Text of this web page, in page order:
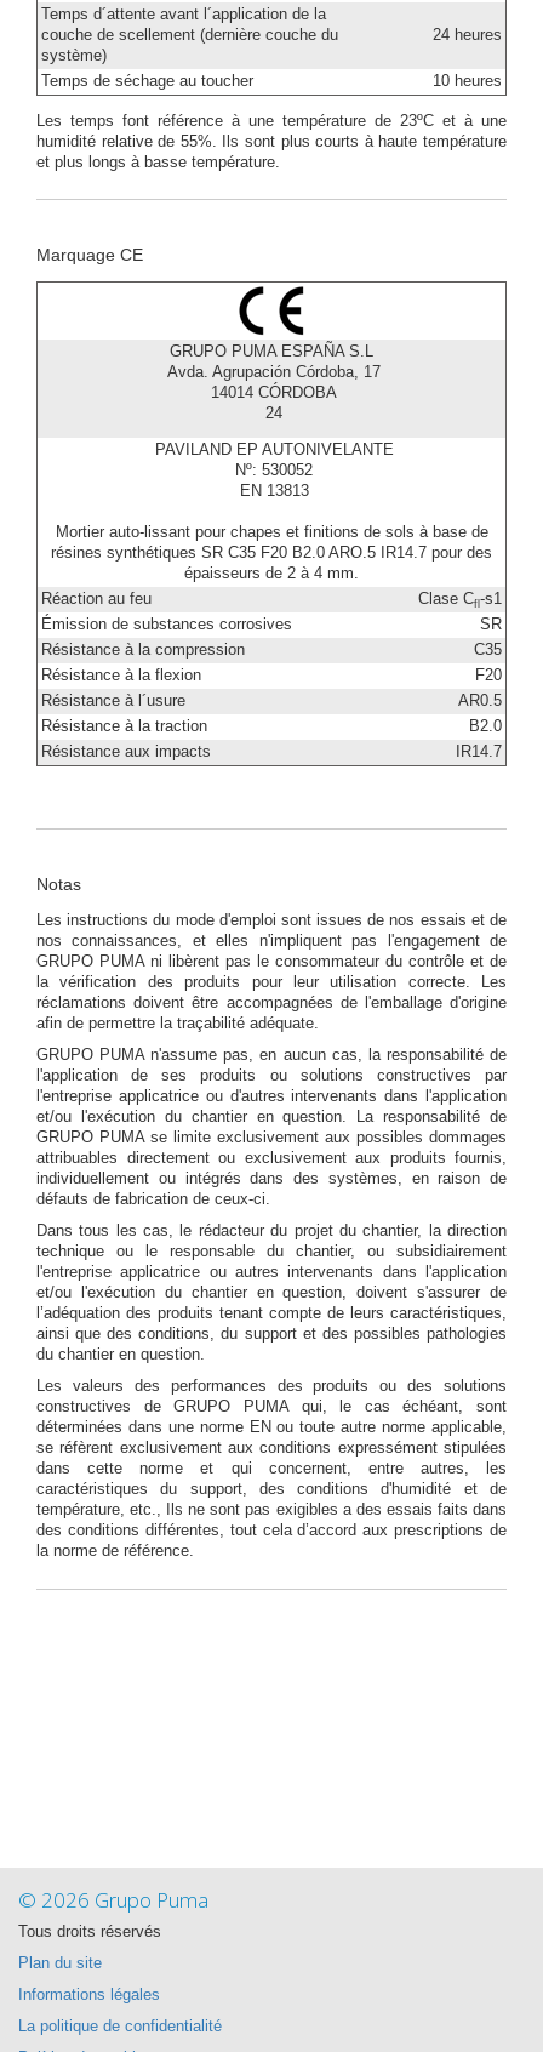
Temps d´attente avant l´application de la
couche de scellement (dernière couche du
système)
24 heures
Temps de séchage au toucher 10 heures
Les temps font référence à une température de 23ºC et à une
humidité relative de 55%. Ils sont plus courts à haute température
et plus longs à basse température.
Marquage CE
GRUPO PUMA ESPAÑA S.L
Avda. Agrupación Córdoba, 17
14014 CÓRDOBA
24
PAVILAND EP AUTONIVELANTE
Nº: 530052
EN 13813
Mortier auto-lissant pour chapes et finitions de sols à base de
résines synthétiques SR C35 F20 B2.0 ARO.5 IR14.7 pour des
épaisseurs de 2 à 4 mm.
Réaction au feu
Clase Cfl-s1
Émission de substances corrosives
SR
Résistance à la compression
C35
Résistance à la flexion
F20
Résistance à l´usure
AR0.5
Résistance à la traction
B2.0
Résistance aux impacts
IR14.7
Notas
Les instructions du mode d'emploi sont issues de nos essais et de
nos connaissances, et elles n'impliquent pas l'engagement de
GRUPO PUMA ni libèrent pas le consommateur du contrôle et de
la vérification des produits pour leur utilisation correcte. Les
réclamations doivent être accompagnées de l'emballage d'origine
afin de permettre la traçabilité adéquate.
GRUPO PUMA n'assume pas, en aucun cas, la responsabilité de
l'application de ses produits ou solutions constructives par
l'entreprise applicatrice ou d'autres intervenants dans l'application
et/ou l'exécution du chantier en question. La responsabilité de
GRUPO PUMA se limite exclusivement aux possibles dommages
attribuables directement ou exclusivement aux produits fournis,
individuellement ou intégrés dans des systèmes, en raison de
défauts de fabrication de ceux-ci.
Dans tous les cas, le rédacteur du projet du chantier, la direction
technique ou le responsable du chantier, ou subsidiairement
l'entreprise applicatrice ou autres intervenants dans l'application
et/ou l'exécution du chantier en question, doivent s'assurer de
l’adéquation des produits tenant compte de leurs caractéristiques,
ainsi que des conditions, du support et des possibles pathologies
du chantier en question.
Les valeurs des performances des produits ou des solutions
constructives de GRUPO PUMA qui, le cas échéant, sont
déterminées dans une norme EN ou toute autre norme applicable,
se réfèrent exclusivement aux conditions expressément stipulées
dans cette norme et qui concernent, entre autres, les
caractéristiques du support, des conditions d'humidité et de
température, etc., Ils ne sont pas exigibles a des essais faits dans
des conditions différentes, tout cela d’accord aux prescriptions de
la norme de référence.
© 2026 Grupo Puma
Tous droits réservés
Plan du site
Informations légales
La politique de confidentialité